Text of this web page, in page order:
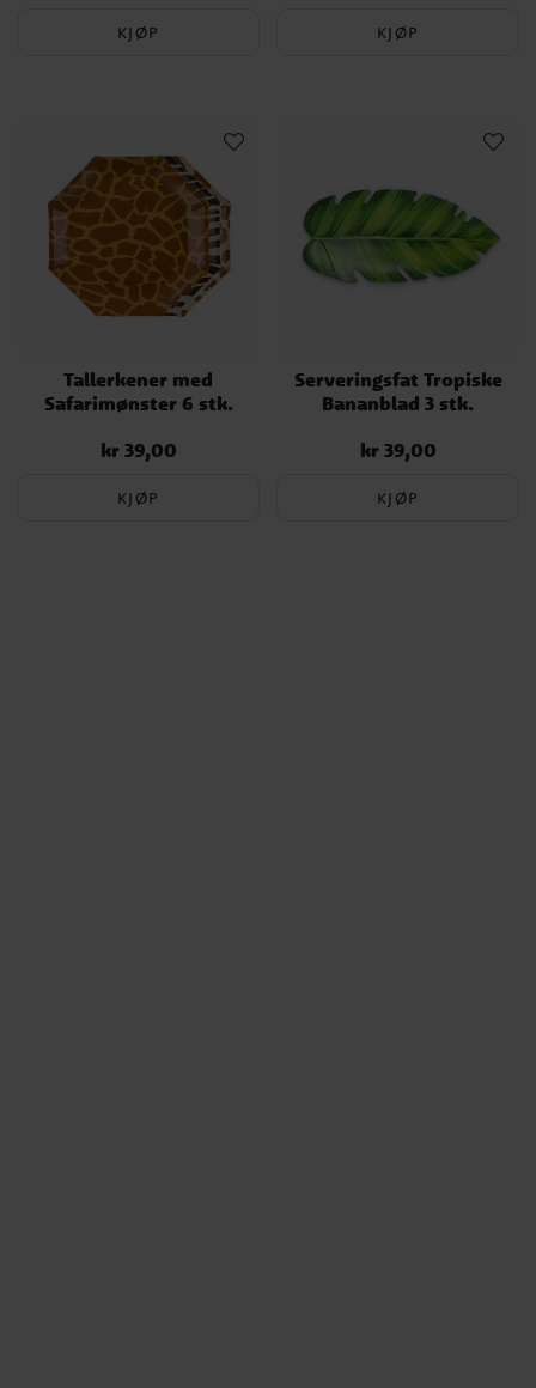
KJØP KJØP
Tallerkener med
Safarimønster 6 stk.
Pris:kr 39,00
kr 39,00
KJØP
Serveringsfat Tropiske
Bananblad 3 stk.
Pris:kr 39,00
kr 39,00
KJØP